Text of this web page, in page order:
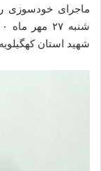
ماجرای خودسوزی
شهید استان